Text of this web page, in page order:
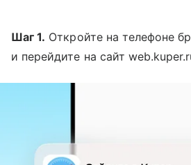
Шаг 1. Откройте на телефоне
и перейдите на сайт